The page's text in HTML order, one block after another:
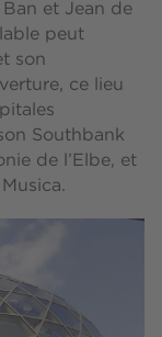
et Jean de
peut
son
ce lieu
Southbank
de l’Elbe, et